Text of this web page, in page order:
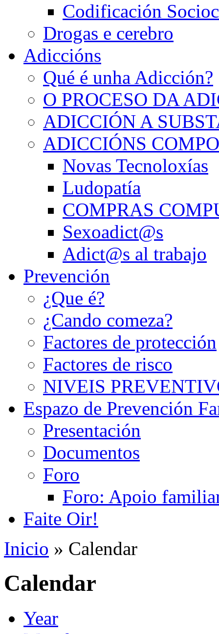
Codificación
Drogas e cerebro
Adiccións
Qué é unha Adicción?
O PROCESO DA
ADICCIÓN A
ADICCIÓNS
Novas Tecnoloxías
Ludopatía
COMPRAS
Sexoadict@s
Adict@s al trabajo
Prevención
¿Que é?
¿Cando comeza?
Factores de protección
Factores de risco
NIVEIS
Espazo de Prevención
Presentación
Documentos
Foro
Foro: Apoio
Faite Oir!
Inicio » Calendar
Calendar
Year